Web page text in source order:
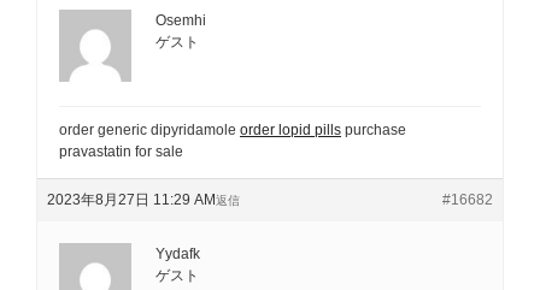
Osemhi
ゲスト
order generic dipyridamole order lopid pills purchase
pravastatin for sale
2023年8月27日 11:29 AM #16682
返信
Yydafk
ゲスト